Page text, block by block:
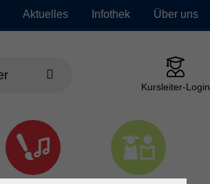
Aktuelles Infothek Über uns
Kursleiter-Login